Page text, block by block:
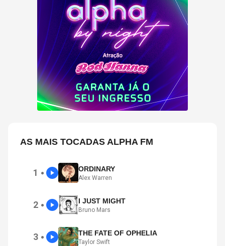
AS MAIS TOCADAS ALPHA FM
1 ● ORDINARY
Alex Warren
2 ● I JUST MIGHT
Bruno Mars
3 ● THE FATE OF OPHELIA
Taylor Swift